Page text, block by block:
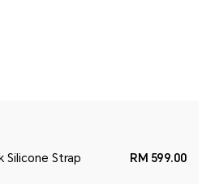
Silicone Strap RM 599.00